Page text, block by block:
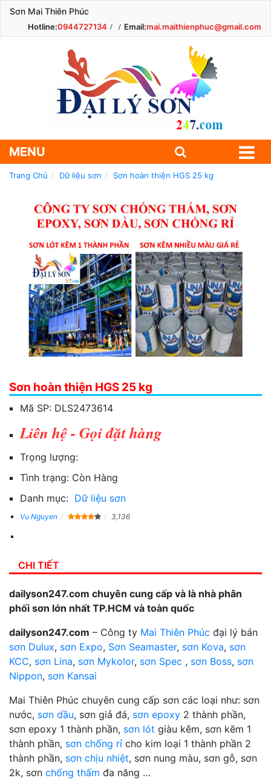
Sơn Mai Thiên Phúc
Hotline:0944727134 Email:mai.maithienphuc@gmail.com
MENU
Trang Chủ Dữ liệu sơn Sơn hoàn thiện HGS 25 kg
Sơn hoàn thiện HGS 25 kg
Mã SP: DLS2473614
Liên hệ - Gọi đặt hàng
Trọng lượng:
Tình trạng: Còn Hàng
Danh mục: Dữ liệu sơn
Vu Nguyen 3,136
CHI TIẾT
dailyson247.com chuyên cung cấp và là nhà phân
phối sơn lớn nhất TP.HCM và toàn quốc
dailyson247.com – Công ty Mai Thiên Phúc đại lý bán
sơn Dulux, sơn Expo, Sơn Seamaster, sơn Kova, sơn
KCC, sơn Lina, sơn Mykolor, sơn Spec , sơn Boss, sơn
Nippon, sơn Kansai
Mai Thiên Phúc chuyên cung cấp sơn các loại như: sơn
nước, sơn dầu, sơn giả đá, sơn epoxy 2 thành phần,
sơn epoxy 1 thành phần, sơn lót giàu kẽm, sơn kẽm 1
thành phần, sơn chống rỉ cho kim loại 1 thành phần 2
thành phần, sơn chịu nhiệt, sơn nung màu, sơn gỗ, sơn
2k, sơn chống thấm đa năng …